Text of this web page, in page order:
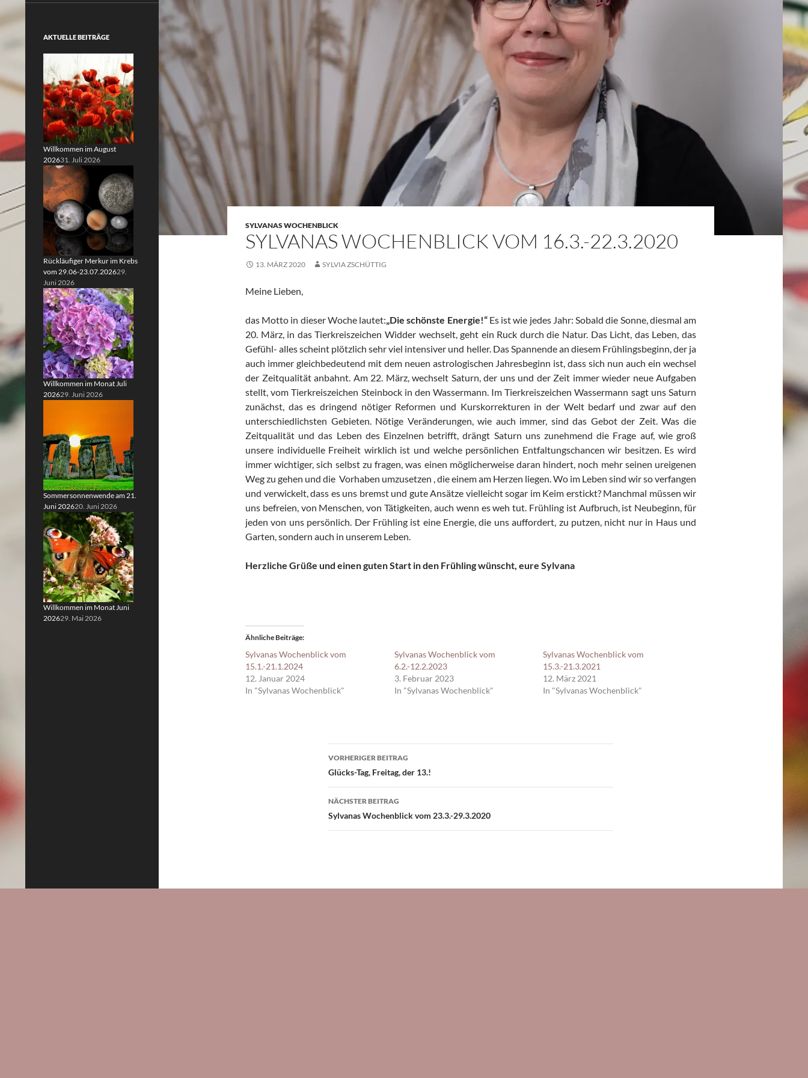
SYLVANAS WOCHENBLICK
SYLVANAS WOCHENBLICK VOM 16.3.-22.3.2020
13. MÄRZ 2020 SYLVIA ZSCHÜTTIG
Meine Lieben,
das Motto in dieser Woche lautet:„Die schönste Energie!“Es ist wie jedes Jahr: Sobald die Sonne, diesmal am
20. März, in das Tierkreiszeichen Widder wechselt, geht ein Ruck durch die Natur. Das Licht, das Leben, das
Gefühl- alles scheint plötzlich sehr viel intensiver und heller. Das Spannende an diesem Frühlingsbeginn, der ja
auch immer gleichbedeutend mit dem neuen astrologischen Jahresbeginn ist, dass sich nun auch ein wechsel
der Zeitqualität anbahnt. Am 22. März, wechselt Saturn, der uns und der Zeit immer wieder neue Aufgaben
stellt, vom Tierkreiszeichen Steinbock in den Wassermann. Im Tierkreiszeichen Wassermann sagt uns Saturn
zunächst, das es dringend nötiger Reformen und Kurskorrekturen in der Welt bedarf und zwar auf den
unterschiedlichsten Gebieten. Nötige Veränderungen, wie auch immer, sind das Gebot der Zeit. Was die
Zeitqualität und das Leben des Einzelnen betrifft, drängt Saturn uns zunehmend die Frage auf, wie groß
unsere individuelle Freiheit wirklich ist und welche persönlichen Entfaltungschancen wir besitzen. Es wird
immer wichtiger, sich selbst zu fragen, was einen möglicherweise daran hindert, noch mehr seinen ureigenen
Weg zu gehen und die Vorhaben umzusetzen , die einem am Herzen liegen. Wo im Leben sind wir so verfangen
und verwickelt, dass es uns bremst und gute Ansätze vielleicht sogar im Keim erstickt? Manchmal müssen wir
uns befreien, von Menschen, von Tätigkeiten, auch wenn es weh tut. Frühling ist Aufbruch, ist Neubeginn, für
jeden von uns persönlich. Der Frühling ist eine Energie, die uns auffordert, zu putzen, nicht nur in Haus und
Garten, sondern auch in unserem Leben.
Herzliche Grüße und einen guten Start in den Frühling wünscht, eure Sylvana
Ähnliche Beiträge
Sylvanas Wochenblick vom
15.1.-21.1.2024
12. Januar 2024
In "Sylvanas Wochenblick"
Sylvanas Wochenblick vom
6.2.-12.2.2023
3. Februar 2023
In "Sylvanas Wochenblick"
Sylvanas Wochenblick vom
15.3.-21.3.2021
12. März 2021
In "Sylvanas Wochenblick"
Beitragsnavigation
VORHERIGER BEITRAG
Glücks-Tag, Freitag, der 13.!
NÄCHSTER BEITRAG
Sylvanas Wochenblick vom 23.3.-29.3.2020
AKTUELLE BEITRÄGE
Willkommen im August
202631. Juli 2026
Rückläufiger Merkur im Krebs
vom 29.06-23.07.202629.
Juni 2026
Willkommen im Monat Juli
202629. Juni 2026
Sommersonnenwende am 21.
Juni 202620. Juni 2026
Willkommen im Monat Juni
202629. Mai 2026